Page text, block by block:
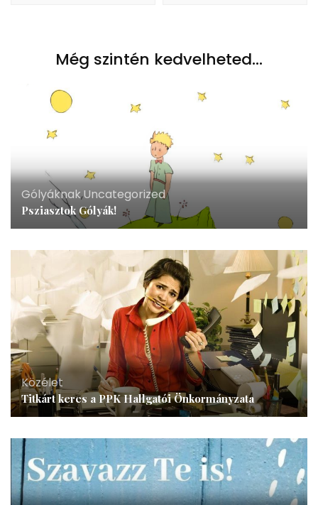
Még szintén kedvelheted...
Gólyáknak,Uncategorized
Psziasztok Gólyák!
Közélet
Titkárt keres a PPK Hallgatói Önkormányzata